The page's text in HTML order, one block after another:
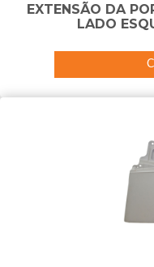
EXTENSÃO DA
LADO